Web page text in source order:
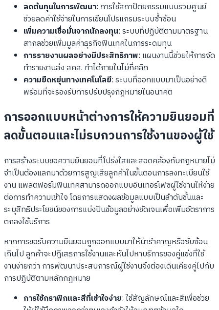
ลดต้นทุนในการพัฒนา: การใช้สถาปัตยกรรมแบบรวมศูนย์
ช่วยลดค่าใช้จ่ายในการเขียนโปรแกรมระบบซ้ำซ้อน
เพิ่มความเชื่อมั่นจากนักลงทุน: ระบบที่ปฏิบัติตามมาตรฐาน
สากลช่วยเพิ่มมูลค่าธุรกิจฟินเทคในการระดมทุน
การรายงานผลอย่างมีประสิทธิภาพ: แผนงานนี้ช่วยให้การจัด
ทำรายงานส่ง สคส. ทำได้ภายในไม่กี่คลิก
ความยืดหยุ่นทางเทคโนโลยี: ระบบที่ออกแบบมาเป็นอย่างดี
พร้อมที่จะรองรับการปรับปรุงกฎหมายในอนาคต
การออกแบบหน้าต่างการให้ความยินยอมที่
ลดขั้นตอนและไม่รบกวนการใช้งานของผู้ใช้
การสร้างระบบขอความยินยอมที่โปร่งใสและสอดคล้องกับกฎหมายไม่
จำเป็นต้องแลกมาด้วยการสูญเสียลูกค้าในขั้นตอนการลงทะเบียนใช้
งาน แพลตฟอร์มฟินเทคสามารถออกแบบอินเทอร์เฟซผู้ใช้งานให้ง่าย
ต่อการทำความเข้าใจ โดยการแสดงผลข้อมูลแบบเป็นลำดับชั้นและ
ระบุสิทธิประโยชน์ของการแบ่งปันข้อมูลอย่างชัดเจนเพื่อเพิ่มอัตราการ
ตกลงใช้บริการ
หากการขอรับความยินยอมถูกออกแบบมาให้น่ารำคาญหรือซับซ้อน
เกินไป ลูกค้าจะปฏิเสธการใช้งานและหันไปหาบริการของคู่แข่งที่ใช้
งานง่ายกว่า การพัฒนาประสบการณ์ผู้ใช้งานจึงต้องเดินเคียงคู่ไปกับ
การปฏิบัติตามหลักกฎหมาย
การใช้กราฟิกและสีที่เข้าใจง่าย: ใช้สัญลักษณ์และสีเพื่อช่วย